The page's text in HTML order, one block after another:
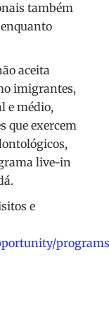
também
aceita
imigrantes,
e médio,
que exercem
live-in
e